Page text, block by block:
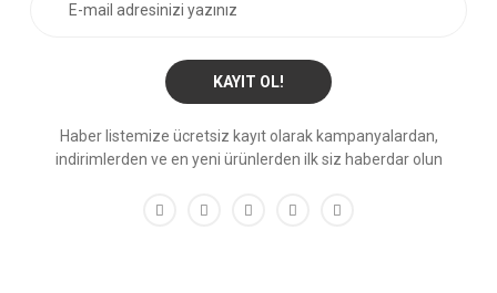
KAYIT OL!
Haber listemize ücretsiz kayıt olarak kampanyalardan,
indirimlerden ve en yeni ürünlerden ilk siz haberdar olun